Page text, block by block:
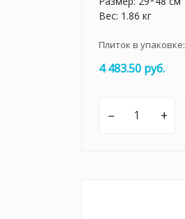
Вес: 1.86 кг
Плиток в упаковке:
4 483.50 руб.
– +